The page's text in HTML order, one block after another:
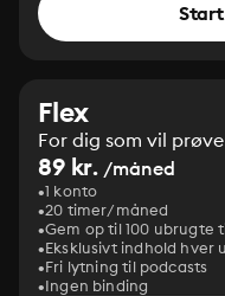
Flex
For dig som vil
89 kr. /måned
1 konto
20 timer/måned
Gem op til 100 ubrugte
Eksklusivt indhold hver
Fri lytning til podcasts
Ingen binding